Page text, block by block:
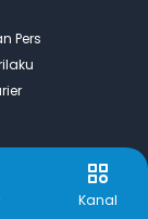
Kanal
Pers